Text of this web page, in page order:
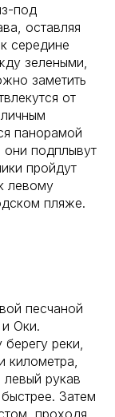
под
оставляя
середине
зелеными,
заметить
от
панорамой
они подплывут
пройдут
левому
пляже.
песчаной
Оки.
реки,
километра,
рукав
Затем
проходя